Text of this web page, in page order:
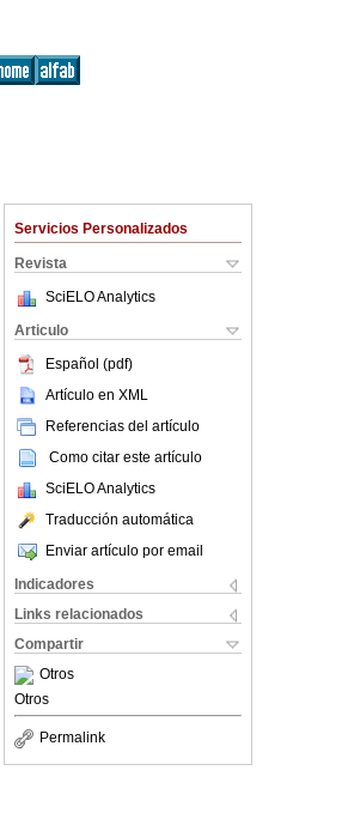
Servicios Personalizados
Revista
SciELO Analytics
Articulo
Español (pdf)
Artículo en XML
Referencias del artículo
Como citar este artículo
SciELO Analytics
Traducción automática
Enviar artículo por email
Indicadores
Links relacionados
Compartir
Otros
Otros
Permalink